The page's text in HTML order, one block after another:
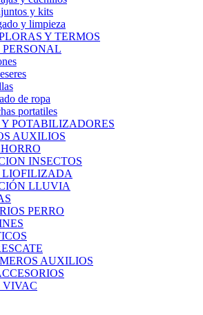
y kits
y limpieza
Y TERMOS
de ropa
portatiles
Y POTABILIZADORES
AUXILIOS
INSECTOS
LIOFILIZADA
LLUVIA
PERRO
AUXILIOS
VIVAC